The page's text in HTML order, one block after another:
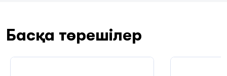
Басқа төрешілер